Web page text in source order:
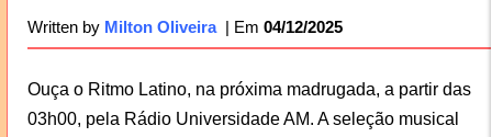
Written by Milton Oliveira 04/12/2025
Ouça o Ritmo Latino, na próxima madrugada, a partir das
03h00, pela Rádio Universidade AM. A seleção musical